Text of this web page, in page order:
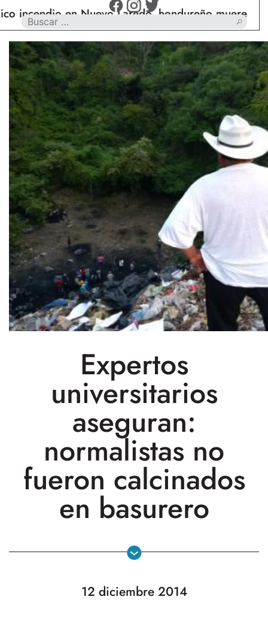
en Nuevo Laredo, hondureño muere calcinado
Expertos
universitarios
aseguran:
normalistas no
fueron calcinados
en basurero
12 diciembre 2014